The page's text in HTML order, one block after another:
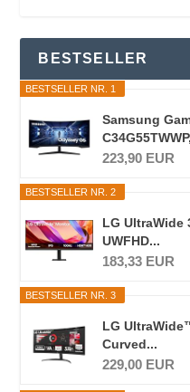
BESTSELLER
BESTSELLER NR. 1
Samsung
223,90 EUR
BESTSELLER NR. 2
LG UltraWide
UWFHD...
183,33 EUR
BESTSELLER NR. 3
LG
Curved...
229,00 EUR